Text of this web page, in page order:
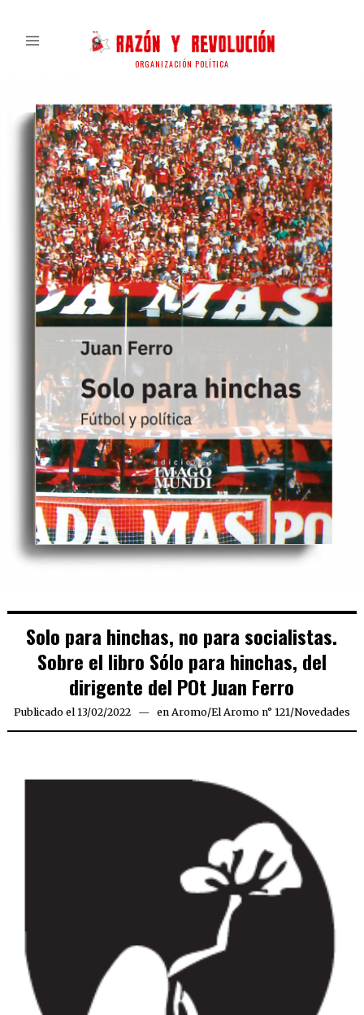
ORGANIZACIÓN POLÍTICA
Solo para hinchas, no para socialistas.
Sobre el libro Sólo para hinchas, del
dirigente del POt Juan Ferro
Publicado el 13/02/202212/02/2022
en Aromo/El Aromo n° 121/Novedades